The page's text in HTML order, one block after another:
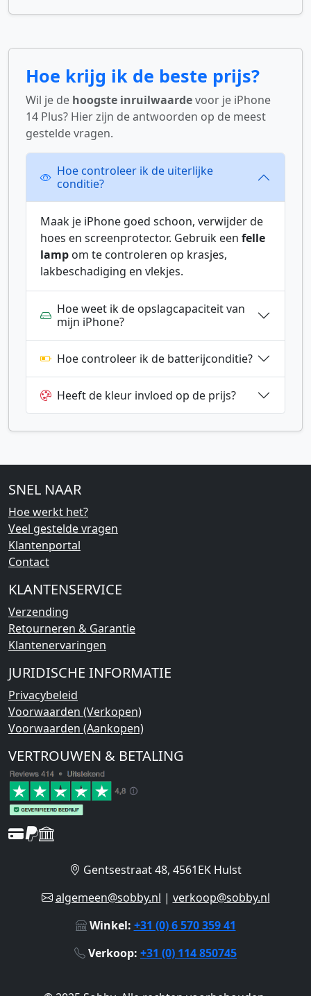
Hoe krijg ik de beste prijs?
Wil je de hoogste inruilwaardevoor je iPhone
14 Plus? Hier zijn de antwoorden op de meest
gestelde vragen.
Hoe controleer ik de uiterlijke
conditie?
Maak je iPhone goed schoon, verwijder de
hoes en screenprotector. Gebruik een felle
lamp om te controleren op krasjes,
lakbeschadiging en vlekjes.
Hoe weet ik de opslagcapaciteit van
mijn iPhone?
Hoe controleer ik de batterijconditie?
Heeft de kleur invloed op de prijs?
SNEL NAAR
Hoe werkt het?
Veel gestelde vragen
Klantenportal
Contact
KLANTENSERVICE
Verzending
Retourneren & Garantie
Klantenervaringen
JURIDISCHE INFORMATIE
Privacybeleid
Voorwaarden (Verkopen)
Voorwaarden (Aankopen)
VERTROUWEN & BETALING
Gentsestraat 48, 4561EK Hulst
algemeen@sobby.nl | verkoop@sobby.nl
Winkel: +31 (0) 6 570 359 41
Verkoop: +31 (0) 114 850745